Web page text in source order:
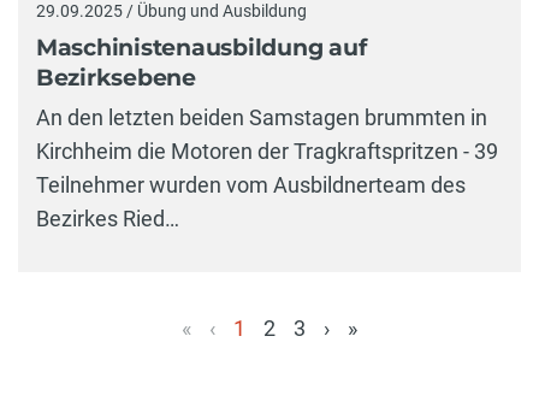
29.09.2025 / Übung und Ausbildung
Maschinistenausbildung auf
Bezirksebene
An den letzten beiden Samstagen brummten in
Kirchheim die Motoren der Tragkraftspritzen - 39
Teilnehmer wurden vom Ausbildnerteam des
Bezirkes Ried…
« ‹
1
2 3 › »